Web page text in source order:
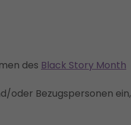
des Black Story Month
oder Bezugspersonen ein,